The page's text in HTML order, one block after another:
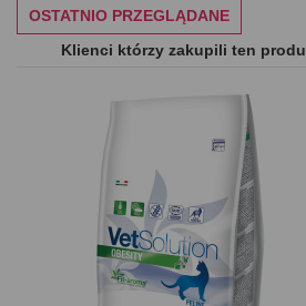
OSTATNIO PRZEGLĄDANE
Klienci którzy zakupili ten